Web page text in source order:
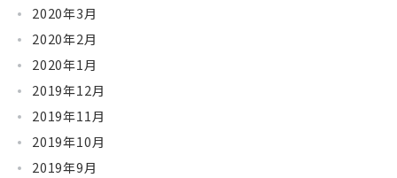
2020年3月
2020年2月
2020年1月
2019年12月
2019年11月
2019年10月
2019年9月